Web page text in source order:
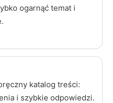
ogarnąć temat i
katalog treści:
i szybkie odpowiedzi.